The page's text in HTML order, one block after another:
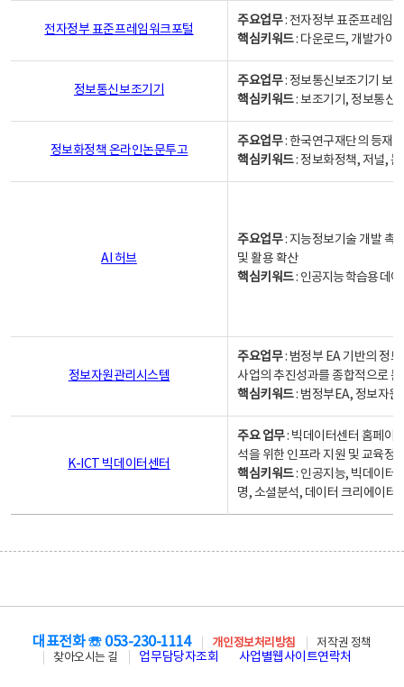
전자정부 표준프레임워크포털
주요업무: 전자정부 표준프레임
핵심키워드: 다운로드, 개발가이
정보통신보조기기
주요업무: 정보통신보조기기 보
핵심키워드: 보조기기, 정보통신
정보화정책 온라인논문투고
주요업무: 한국연구재단의 등재
핵심키워드: 정보화정책, 저널,
AI 허브
주요업무: 지능정보기술 개발 촉
및 활용 확산
핵심키워드: 인공지능 학습용 데
정보자원관리시스템
주요업무: 범정부 EA 기반의 정
사업의 추진성과를 종합적으로
핵심키워드: 범정부EA, 정보자
K-ICT 빅데이터센터
주요 업무: 빅데이터센터 홈페이
석을 위한 인프라 지원 및 교육정
핵심키워드: 인공지능, 빅데이터,
명, 소셜분석, 데이터 크리에이터
대표전화 ☏ 053-230-1114 개인정보처리방침
저작권 정책
찾아오시는 길
업무담당자조회 사업별웹사이트연락처